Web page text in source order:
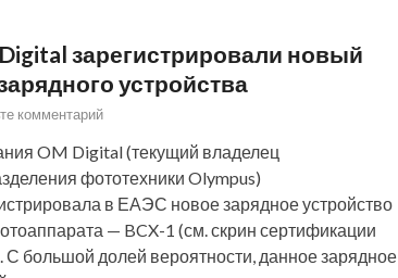
зарегистрировали новый
устройства
комментарий
OM Digital (текущий владелец
фототехники Olympus)
в ЕАЭС новое зарядное устройство
— BCX-1 (см. скрин сертификации
С большой долей вероятности, данное зарядное